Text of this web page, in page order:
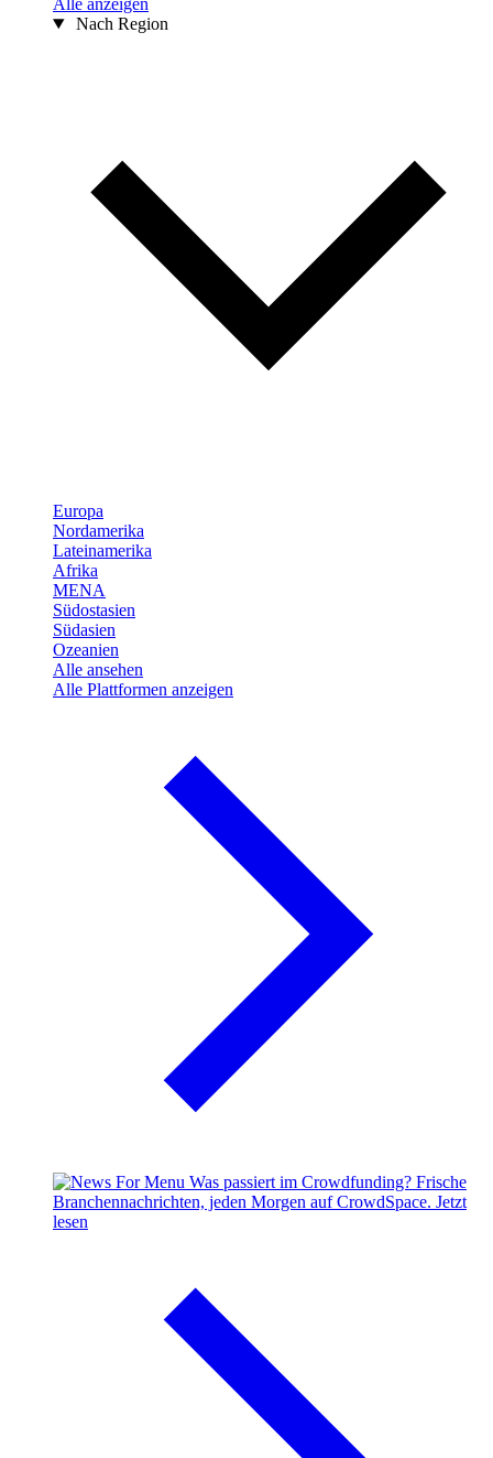
Alle anzeigen
Nach Region
Europa
Nordamerika
Lateinamerika
Afrika
MENA
Südostasien
Südasien
Ozeanien
Alle ansehen
Alle Plattformen anzeigen
Was passiert im Crowdfunding? Frische
Branchennachrichten, jeden Morgen auf CrowdSpace. Jetzt
lesen